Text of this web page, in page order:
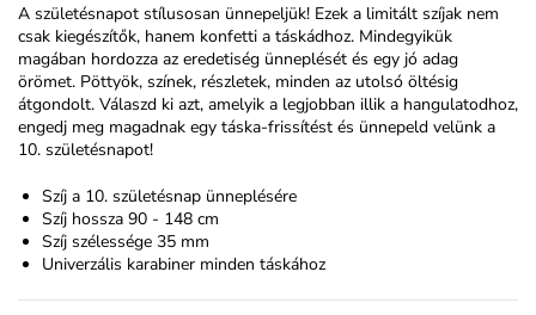
A születésnapot stílusosan ünnepeljük! Ezek a limitált szíjak nem
csak kiegészítők, hanem konfetti a táskádhoz. Mindegyikük
magában hordozza az eredetiség ünneplését és egy jó adag
örömet. Pöttyök, színek, részletek, minden az utolsó öltésig
átgondolt. Válaszd ki azt, amelyik a legjobban illik a hangulatodhoz,
engedj meg magadnak egy táska-frissítést és ünnepeld velünk a
10. születésnapot!
Szíj a 10. születésnap ünneplésére
Szíj hossza 90 - 148 cm
Szíj szélessége 35 mm
Univerzális karabiner minden táskához